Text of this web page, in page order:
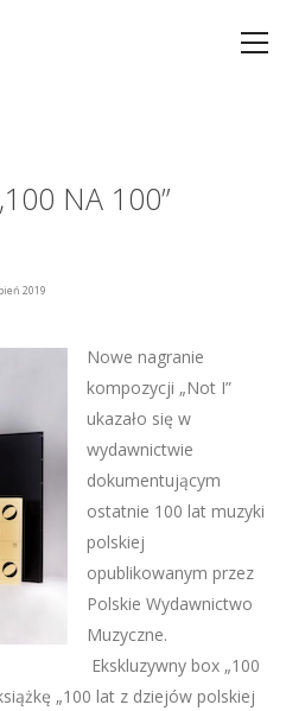
NA 100”
2019
Nowe nagranie
kompozycji „Not I”
ukazało się w
wydawnictwie
dokumentującym
ostatnie 100 lat muzyki
polskiej
opublikowanym przez
Polskie Wydawnictwo
Muzyczne.
Ekskluzywny box „100
„100 lat z dziejów polskiej